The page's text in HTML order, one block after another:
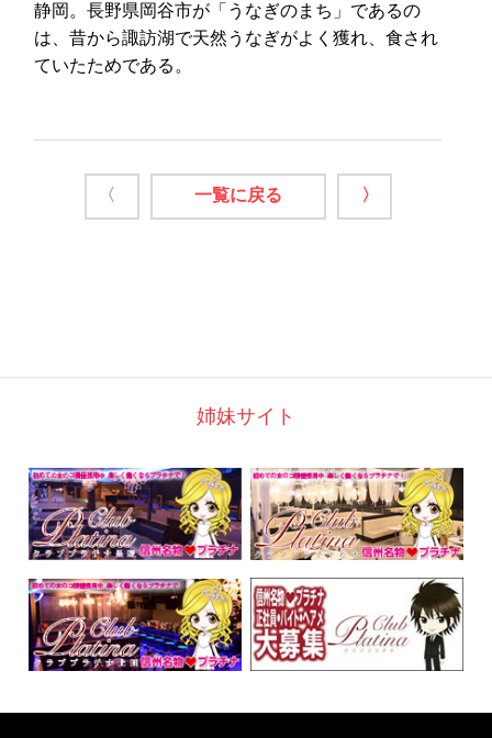
静岡。長野県岡谷市が「うなぎのまち」であるの
は、昔から諏訪湖で天然うなぎがよく獲れ、食され
ていたためである。
〈 一覧に戻る 〉
姉妹サイト